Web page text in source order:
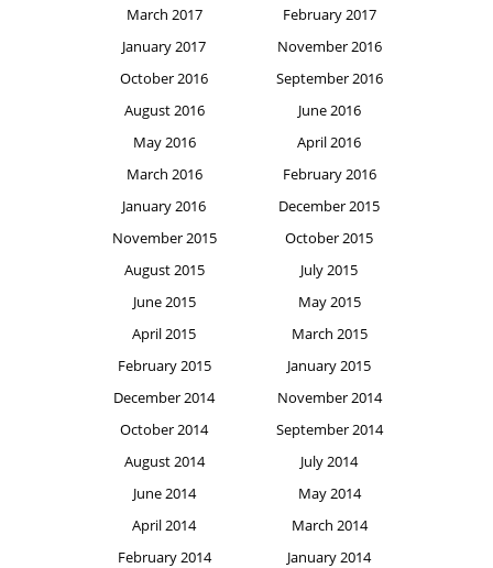
March 2017
February 2017
January 2017
November 2016
October 2016
September 2016
August 2016
June 2016
May 2016
April 2016
March 2016
February 2016
January 2016
December 2015
November 2015
October 2015
August 2015
July 2015
June 2015
May 2015
April 2015
March 2015
February 2015
January 2015
December 2014
November 2014
October 2014
September 2014
August 2014
July 2014
June 2014
May 2014
April 2014
March 2014
February 2014
January 2014